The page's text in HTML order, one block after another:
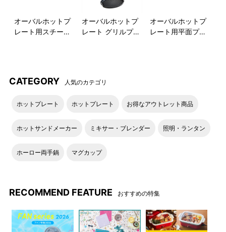
オーバルホットプ
レート用スチーマ
オーバルホットプ
レート グリルプレ
オーバルホットプ
レート用平面プレ
CATEGORY 人気のカテゴリ
ホットプレート ホットプレート お得なアウトレット商品
ホットサンドメーカー ミキサー・ブレンダー 照明・ランタン
ホーロー両手鍋 マグカップ
RECOMMEND FEATURE おすすめの特集